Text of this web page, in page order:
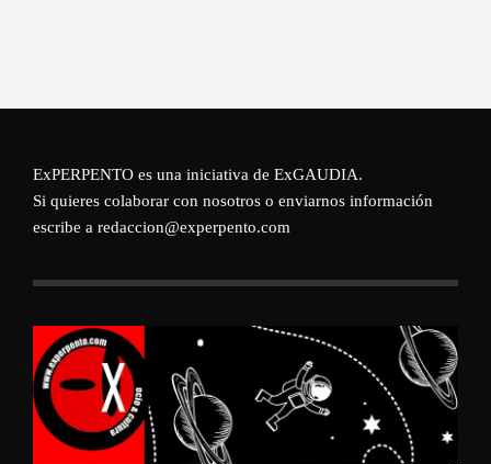
ExPERPENTO es una iniciativa de ExGAUDIA.
Si quieres colaborar con nosotros o enviarnos información
escribe a redaccion@experpento.com